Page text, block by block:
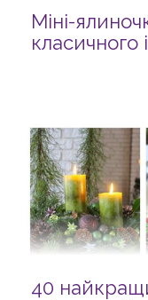
Міні-
класичного
40